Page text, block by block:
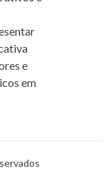
e
em